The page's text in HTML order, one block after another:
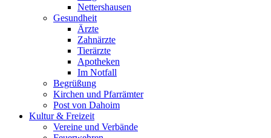
Nettershausen
Gesundheit
Ärzte
Zahnärzte
Tierärzte
Apotheken
Im Notfall
Begrüßung
Kirchen und Pfarrämter
Post von Dahoim
Kultur & Freizeit
Vereine und Verbände